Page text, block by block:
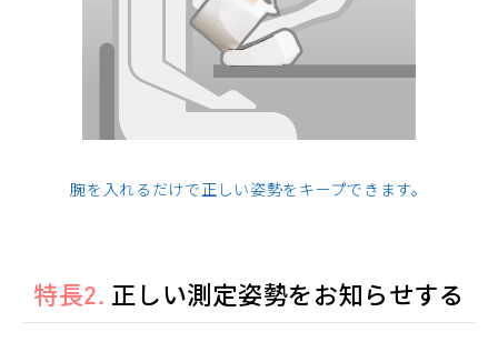
腕を入れるだけで正しい姿勢をキープできます。
特長2. 正しい測定姿勢をお知らせする